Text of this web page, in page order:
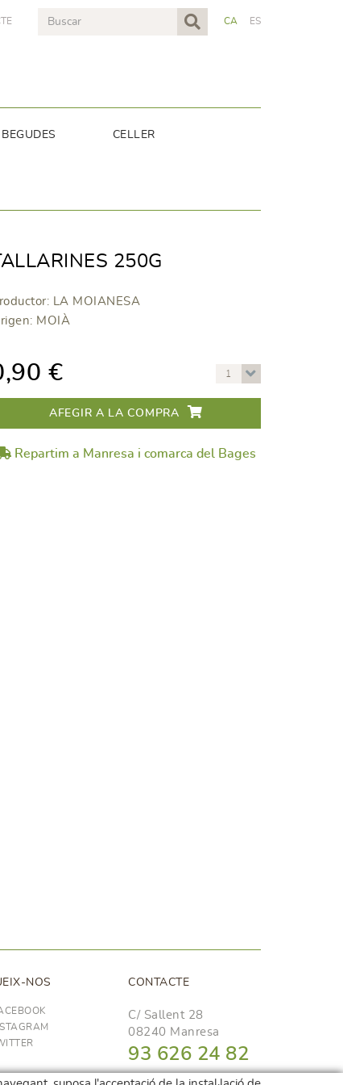
CA ES
BEGUDES CELLER
250G
LA MOIANESA
MOIÀ
€ 1
AFEGIR A LA COMPRA
Repartim a Manresa i comarca del Bages
NOS CONTACTE
C/ Sallent 28
08240 Manresa
93 626 24 82